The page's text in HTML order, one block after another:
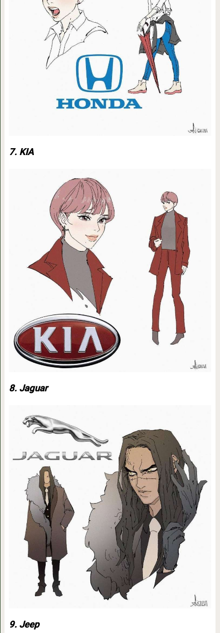
7. KIA
8. Jaguar
9. Jeep